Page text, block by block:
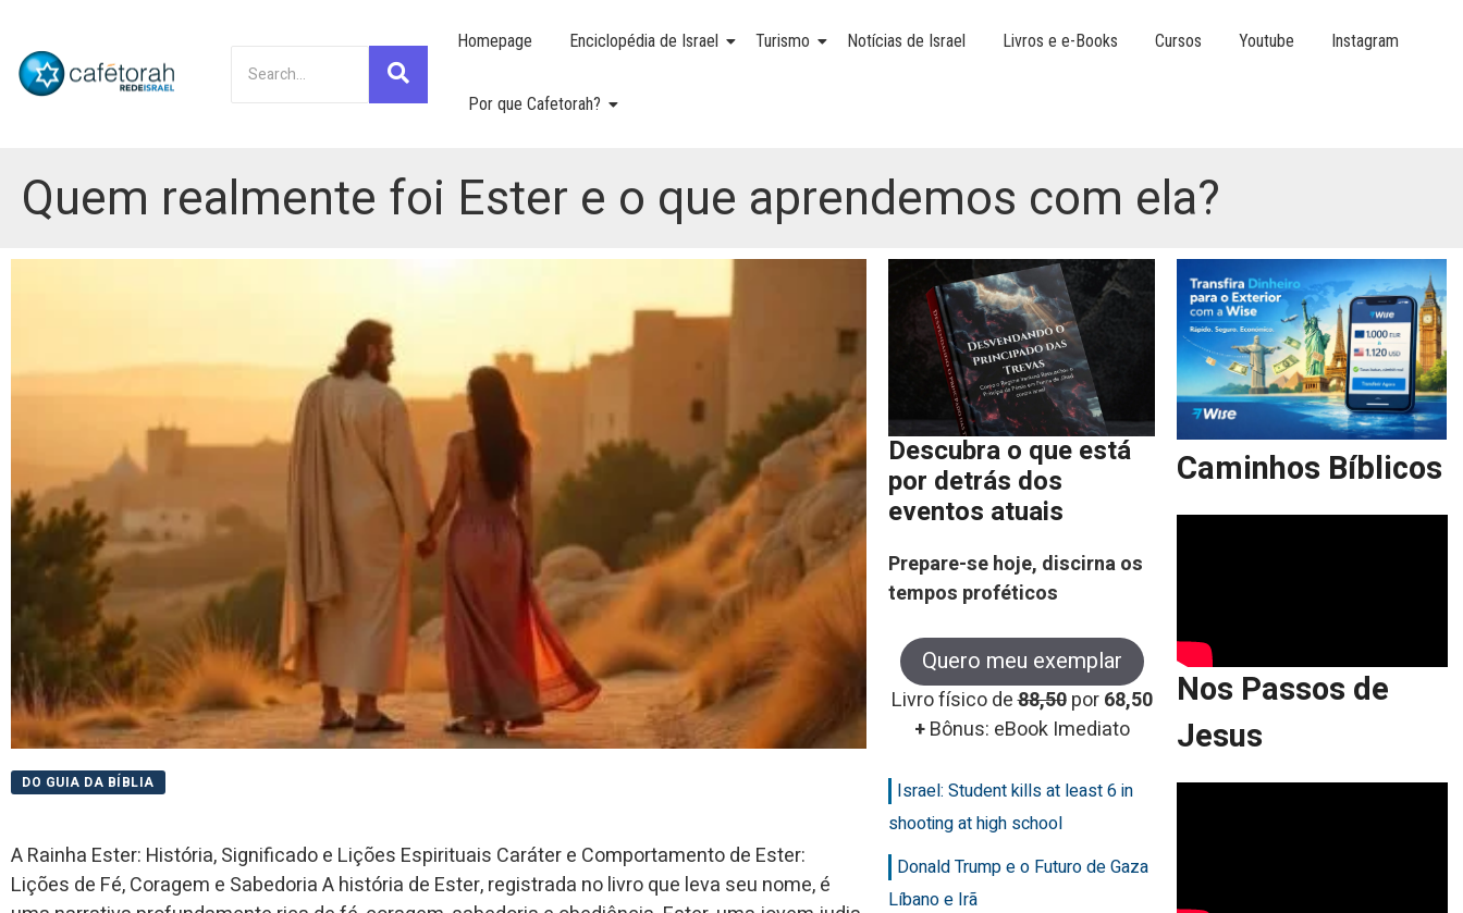
Homepage Enciclopédia de Israel Turismo Notícias de Israel Livros e e-Books Cursos Youtube Instagram
Por que Cafetorah?
Quem realmente foi Ester e o que aprendemos com ela?
DO GUIA DA BÍBLIA
A Rainha Ester: História, Significado e Lições Espirituais Caráter e Comportamento de Ester:
Lições de Fé, Coragem e Sabedoria A história de Ester, registrada no livro que leva seu nome, é
Descubra o que está
por detrás dos
eventos atuais
Prepare-se hoje, discirna os
tempos proféticos
Quero meu exemplar
Livro físico de88,50 por68,50
+Bônus: eBook Imediato
Israel: Student kills at least 6 in
shooting at high school
Donald Trump e o Futuro de Gaza
Líbano e Irã
Caminhos Bíblicos
Nos Passos de
Jesus